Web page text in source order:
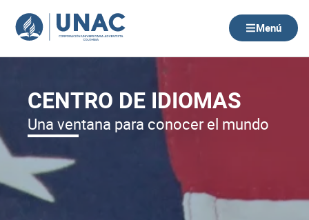
contenido
Menú
CENTRO DE IDIOMAS
Una ventana para conocer el mundo